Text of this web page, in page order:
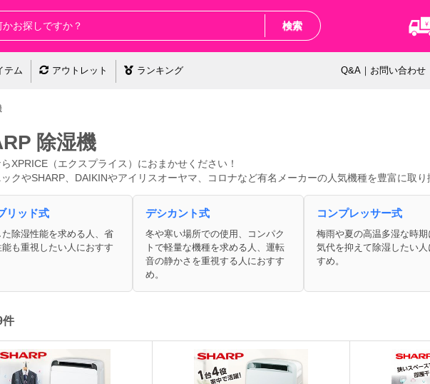
検索
テム アウトレット ランキング Q&A｜お問い合わせ
除湿機
XPRICE（エクスプライス）におまかせください！
クやSHARP、DAIKINやアイリスオーヤマ、コロナなど有名メーカーの人気機種を豊富に取り
リッド式
除湿性能を求める人、省
能も重視したい人におすす
デシカント式
冬や寒い場所での使用、コンパク
トで軽量な機種を求める人、運転
音の静かさを重視する人におすす
め。
コンプレッサー式
梅雨や夏の高温多湿な時期
気代を抑えて除湿したい人
すめ。
件